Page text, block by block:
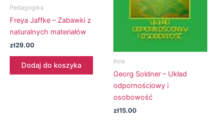
Pedagogika
Freya Jaffke – Zabawki z
naturalnych materiałów
zł29.00
Dodaj do koszyka
Inne
Georg Soldner – Układ
odpornościowy i
osobowość
zł15.00